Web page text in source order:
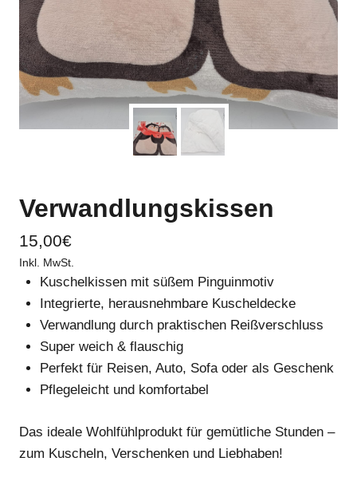
Verwandlungskissen
15,00€
Inkl. MwSt.
Kuschelkissen mit süßem Pinguinmotiv
Integrierte, herausnehmbare Kuscheldecke
Verwandlung durch praktischen Reißverschluss
Super weich & flauschig
Perfekt für Reisen, Auto, Sofa oder als Geschenk
Pflegeleicht und komfortabel
Das ideale Wohlfühlprodukt für gemütliche Stunden –
zum Kuscheln, Verschenken und Liebhaben!